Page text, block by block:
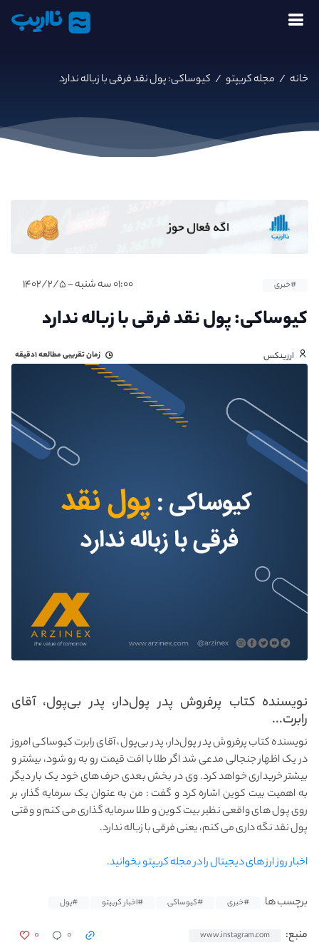
نااریب
خانه / مجله کریپتو / کیوساکی: پول نقد فرقی با زباله ندارد
#خبری ۰۱:۰۰ سه شنبه - ۱۴۰۲/۲/۵
کیوساکی: پول نقد فرقی با زباله ندارد
ارزینکس زمان تقریبی مطالعه۱دقیقه
نویسنده کتاب پرفروش پدر پول‌دار، پدر بی‌پول، آقای
رابرت...
نویسنده کتاب پرفروش پدر پول‌دار، پدر بی‌پول، آقای رابرت کیوساکی امروز
در یک اظهار جنجالی مدعی شد اگر طلا با افت قیمت رو به رو شود، بیشتر و
بیشتر خریداری خواهد کرد. وی در بخش بعدی حرف های خود یک بار دیگر
به اهمیت بیت کوین اشاره کرد و گفت : من به عنوان یک سرمایه گذار، بر
روی پول های واقعی نظیر بیت کوین و طلا سرمایه گذاری می کنم و وقتی
پول نقد نگه داری می کنم، یعنی فرقی با زباله ندارد.
اخبار روز ارز های دیجیتال را در مجله کریپتو بخوانید.
برچسب ها #خبری #کیوساکی #اخبار کریپتو #پول
منبع: www.instagram.com ۰ ۰